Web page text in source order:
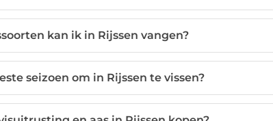
kan ik in Rijssen vangen?
seizoen om in Rijssen te vissen?